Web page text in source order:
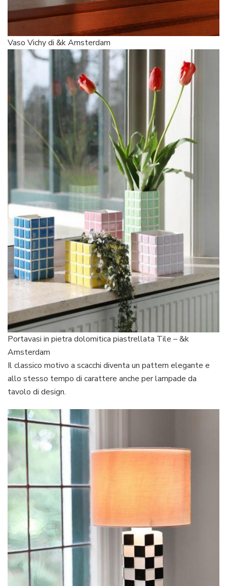
Vaso Vichy di &k Amsterdam
Portavasi in pietra dolomitica piastrellata Tile – &k
Amsterdam
Il classico motivo a scacchi diventa un pattern elegante e
allo stesso tempo di carattere anche per lampade da
tavolo di design.